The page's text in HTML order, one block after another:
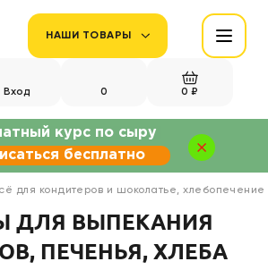
НАШИ ТОВАРЫ
Вход 0 0 ₽
для кондитеров и шоколатье, хлебопечение
ДЛЯ ВЫПЕКАНИЯ
ПЕЧЕНЬЯ, ХЛЕБА
бесплатно
курс по сыру